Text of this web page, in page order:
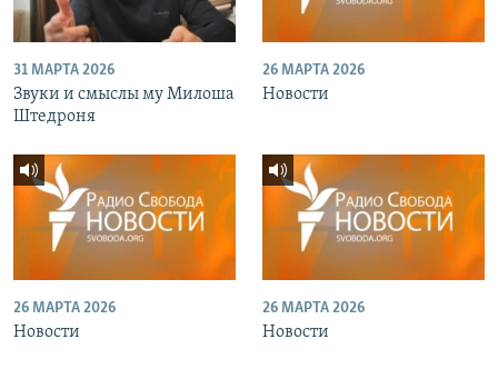
31 МАРТА 2026
Звуки и смыслы му Милоша
Штедроня
26 МАРТА 2026
Новости
26 МАРТА 2026
Новости
26 МАРТА 2026
Новости